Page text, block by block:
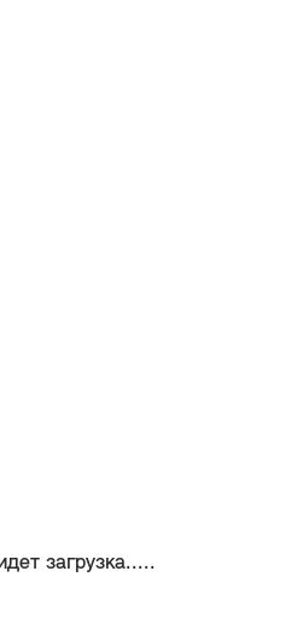
загрузка.....